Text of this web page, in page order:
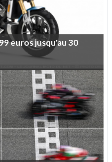
eurosjusqu'au30